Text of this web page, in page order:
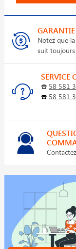
GARANTIE
Notez que
suit
SERVICE
☎️ 58 581
☎️ 58 581